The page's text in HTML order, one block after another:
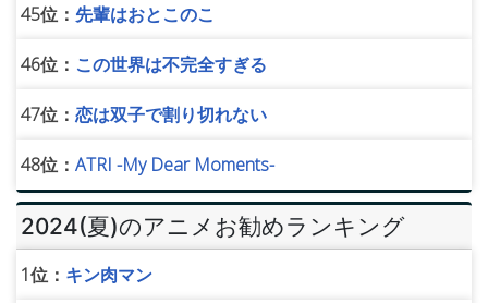
45位： 先輩はおとこのこ
46位： この世界は不完全すぎる
47位： 恋は双子で割り切れない
48位： ATRI -My Dear Moments-
2024(夏)のアニメお勧めランキング
1位： キン肉マン